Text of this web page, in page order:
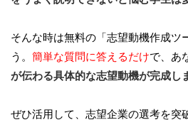
そんな時は無料の「志望動機作成ツ
う。 簡単な質問に答えるだけで、あ
が伝わる具体的な志望動機が完成し
ぜひ活用して、志望企業の選考を突